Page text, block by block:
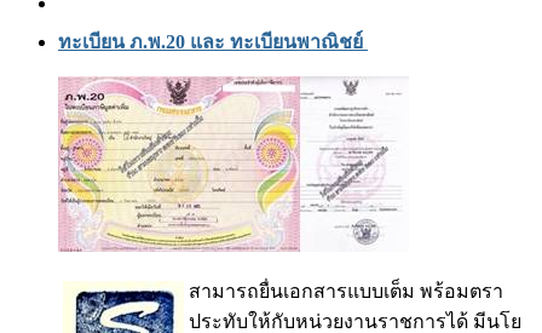
ทะเบียน ภ.พ.20 และ ทะเบียนพาณิชย์
สามารถยื่นเอกสารแบบเต็ม พร้อมตรา
ประทับให้กับหน่วยงานราชการได้ มีนโย